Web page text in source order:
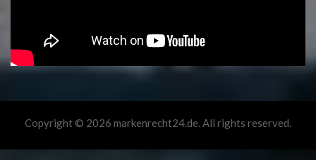
Copyright © 2026 markenrecht24.de. All rights reserved.